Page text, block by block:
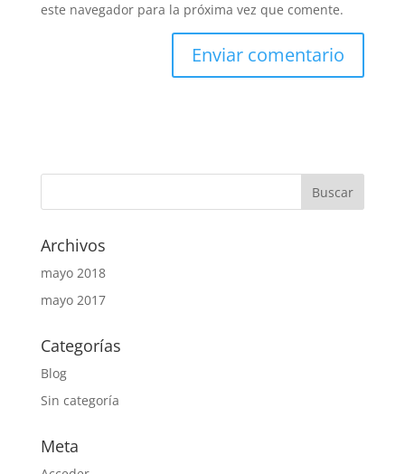
este navegador para la próxima vez que comente.
Archivos
mayo 2018
mayo 2017
Categorías
Blog
Sin categoría
Meta